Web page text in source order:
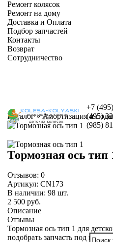
+7
(495)
(985)
Ремонт колясок
Ремонт на дому
Доставка и Оплата
Подбор запчастей
Контакты
Возврат
Сотрудничество
Каталог»Амортизация и
Тормозная ось тип
Отзывов: 0
Артикул: CN173
В наличии: 98 шт.
2 500 руб.
Описание
Отзывы
Тормозная ось тип 1 для
подобрать запчасть под вашу